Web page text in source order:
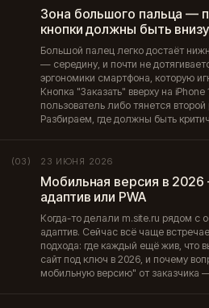
Зона большого пальца —
кнопки должны быть
Большой палец легко достаёт
— середину, и почти не
эргономики смартфона, которую
Кнопка "Заказать" вверху на
пользователь либо тянется
Разбираем, где должны быть
(03) 23 ИЮНЯ 2026
Мобильная версия в
адаптив или PWA
Когда-то делали m.site.ru рядом с
адаптив. Сейчас всё чаще
подхода: где каждый ещё жив, что
сайт под ключ в 2026, и почему
мобильную версию" от заказчика